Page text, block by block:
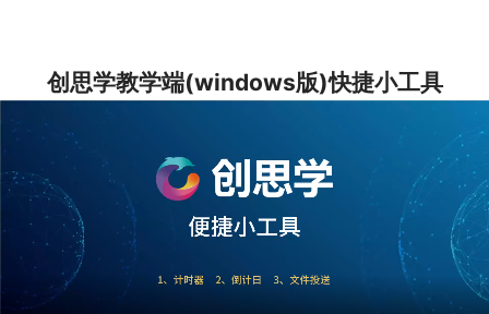
柴沟堡镇实验小学
左卫镇第一小学
阿坝县民族寄宿制小学
四川省阿坝县藏文中学校
创思学教学端(windows版)快捷小工具